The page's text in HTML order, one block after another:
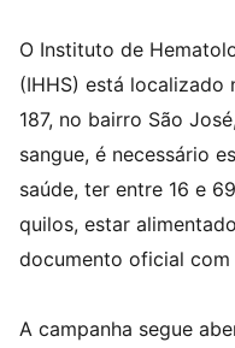
O Instituto de
(IHHS) está localizado
187, no bairro São
sangue, é necessário
saúde, ter entre 16 e
quilos, estar
documento oficial
A campanha segue